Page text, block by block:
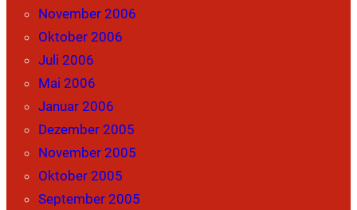
November 2006
Oktober 2006
Juli 2006
Mai 2006
Januar 2006
Dezember 2005
November 2005
Oktober 2005
September 2005